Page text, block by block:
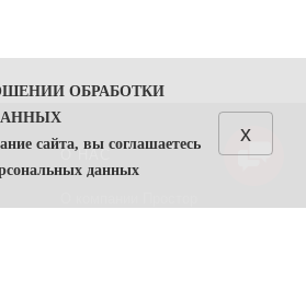
О НАС
ОБРАБОТКИ
сайта, вы соглашаетесь
данных
x